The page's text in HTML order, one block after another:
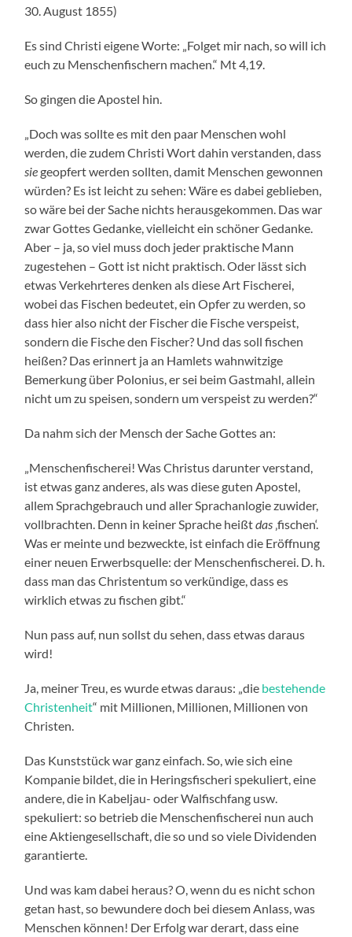
30. August 1855)
Es sind Christi eigene Worte: „Folget mir nach, so will ich
euch zu Menschenfischern machen.“ Mt 4,19.
So gingen die Apostel hin.
„Doch was sollte es mit den paar Menschen wohl
werden, die zudem Christi Wort dahin verstanden, dass
siegeopfert werden sollten, damit Menschen gewonnen
würden? Es ist leicht zu sehen: Wäre es dabei geblieben,
so wäre bei der Sache nichts herausgekommen. Das war
zwar Gottes Gedanke, vielleicht ein schöner Gedanke.
Aber – ja, so viel muss doch jeder praktische Mann
zugestehen – Gott ist nicht praktisch. Oder lässt sich
etwas Verkehrteres denken als diese Art Fischerei,
wobei das Fischen bedeutet, ein Opfer zu werden, so
dass hier also nicht der Fischer die Fische verspeist,
sondern die Fische den Fischer? Und das soll fischen
heißen? Das erinnert ja an Hamlets wahnwitzige
Bemerkung über Polonius, er sei beim Gastmahl, allein
nicht um zu speisen, sondern um verspeist zu werden?“
Da nahm sich der Mensch der Sache Gottes an:
„Menschenfischerei! Was Christus darunter verstand,
ist etwas ganz anderes, als was diese guten Apostel,
allem Sprachgebrauch und aller Sprachanlogie zuwider,
vollbrachten. Denn in keiner Sprache heißtdas ‚fischen‘.
Was er meinte und bezweckte, ist einfach die Eröffnung
einer neuen Erwerbsquelle: der Menschenfischerei. D. h.
dass man das Christentum so verkündige, dass es
wirklich etwas zu fischen gibt.“
Nun pass auf, nun sollst du sehen, dass etwas daraus
wird!
Ja, meiner Treu, es wurde etwas daraus: „die bestehende
Christenheit“ mit Millionen, Millionen, Millionen von
Christen.
Das Kunststück war ganz einfach. So, wie sich eine
Kompanie bildet, die in Heringsfischeri spekuliert, eine
andere, die in Kabeljau- oder Walfischfang usw.
spekuliert: so betrieb die Menschenfischerei nun auch
eine Aktiengesellschaft, die so und so viele Dividenden
garantierte.
Und was kam dabei heraus? O, wenn du es nicht schon
getan hast, so bewundere doch bei diesem Anlass, was
Menschen können! Der Erfolg war derart, dass eine